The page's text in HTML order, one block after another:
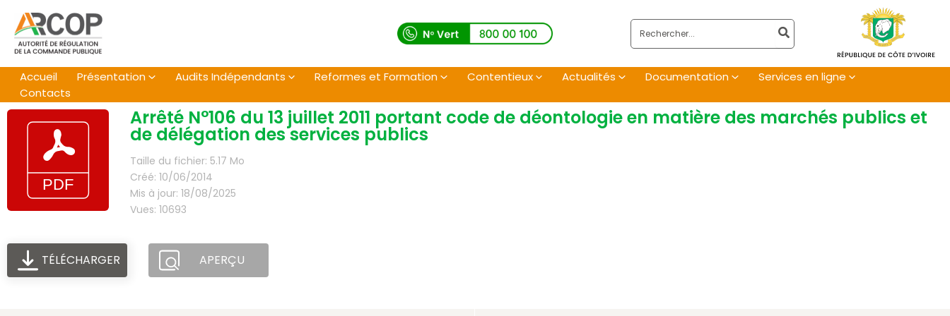
contenu
Rechercher:
Accueil Présentation Audits Indépendants Reformes et Formation Contentieux Actualités Documentation
Services en ligne
Contacts
Arrêté N°106 du 13 juillet 2011 portant code de déontologie en matière des marchés publics et
de délégation des services publics
Taille du fichier: 5.17 Mo
Créé: 10/06/2014
Mis à jour: 18/08/2025
Vues: 10693
TÉLÉCHARGER APERÇU